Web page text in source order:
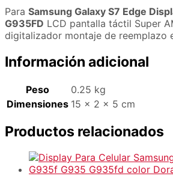
Para Samsung Galaxy S7 Edge
G935FD LCD pantalla táctil Super
digitalizador montaje de reemplazo
Información adicional
Peso
0.25 kg
Dimensiones 15 × 2 × 5 cm
Productos relacionados